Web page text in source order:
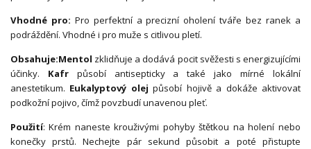
Vhodné pro: Pro perfektní a precizní oholení tváře bez ranek a
podráždění. Vhodné i pro muže s citlivou pletí.
Obsahuje:Mentol zklidňuje a dodává pocit svěžesti s energizujícími
účinky. Kafrpůsobí antisepticky a také jako mírné lokální
anestetikum. Eukalyptový olej působí hojivě a dokáže aktivovat
podkožní pojivo, čímž povzbudí unavenou pleť.
Použití: Krém naneste krouživými pohyby štětkou na holení nebo
konečky prstů. Nechejte pár sekund působit a poté přistupte